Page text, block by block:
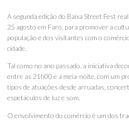
A segunda edição do Baixa Street Fest
25 agosto em Faro, para promover a
população e dos visitantes com o
cidade.
Tal como no ano passado, a iniciativa
entre as 21h00 e a meia-noite, com um
tipos de atuações desde arruadas,
espetáculos de luz e som.
O envolvimento do comércio é um dos